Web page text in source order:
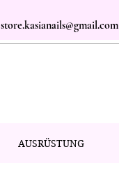
store.kasianails@gmail.com
AUSRÜSTUNG